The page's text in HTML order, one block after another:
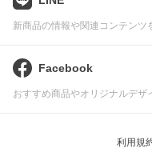
新商品の情報や関連コンテンツ
Facebook
おすすめ商品やオリジナルデザ
利用規